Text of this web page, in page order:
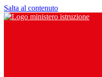
Salta al contenuto